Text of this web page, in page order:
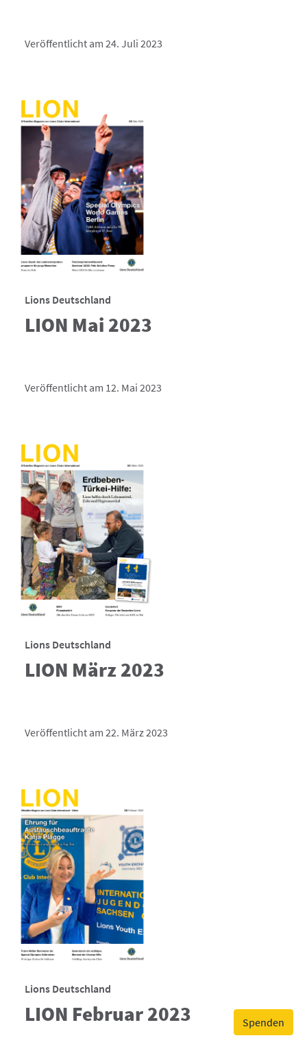
Spenden
Veröffentlicht am 24. Juli 2023
Lions Deutschland
LION Mai 2023
Veröffentlicht am 12. Mai 2023
Lions Deutschland
LION März 2023
Veröffentlicht am 22. März 2023
Lions Deutschland
LION Februar 2023